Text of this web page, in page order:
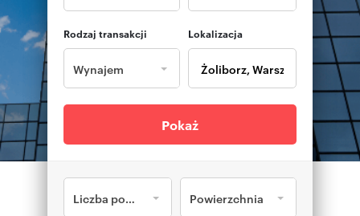
Rodzaj transakcji
Wynajem
Lokalizacja
Pokaż
Liczba pokoi Powierzchnia